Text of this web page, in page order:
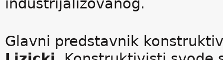
industrijalizovanog.
Glavni predstavnik